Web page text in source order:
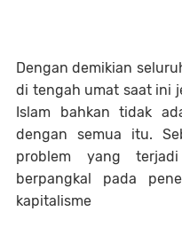
Dengan demikian
di tengah umat saat ini
Islam bahkan tidak
dengan semua itu.
problem yang
berpangkal pada
kapitalisme